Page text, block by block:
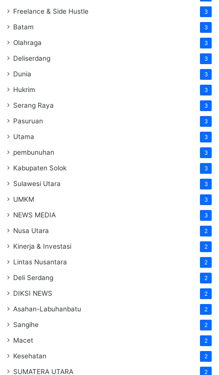
Freelance & Side Hustle 3
Batam 3
Olahraga 3
Deliserdang 3
Dunia 3
Hukrim 3
Serang Raya 3
Pasuruan 3
Utama 3
pembunuhan 3
Kabupaten Solok 3
Sulawesi Utara 3
UMKM 3
NEWS MEDIA 3
Nusa Utara 2
Kinerja & Investasi 2
Lintas Nusantara 2
Deli Serdang 2
DIKSI NEWS 2
Asahan-Labuhanbatu 2
Sangihe 2
Macet 2
Kesehatan 2
SUMATERA UTARA 2